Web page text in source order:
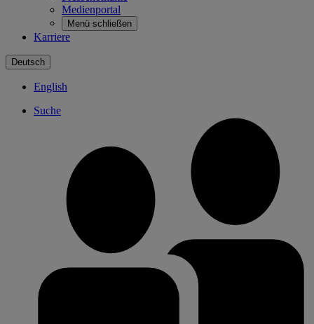
Medienportal
Menü schließen
Karriere
Deutsch
English
Suche